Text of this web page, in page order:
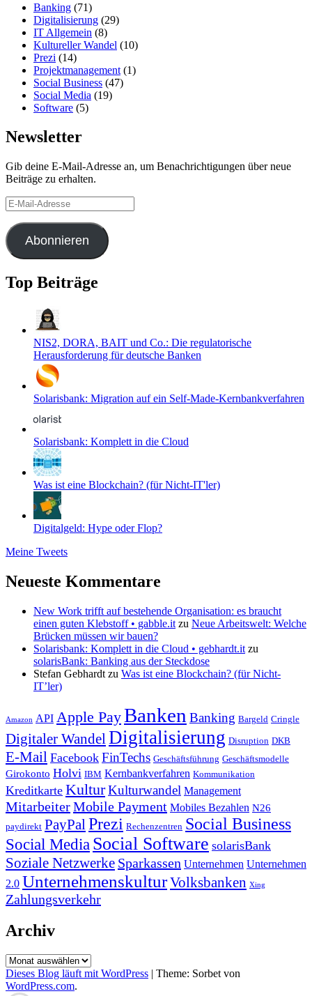
Banking (71)
Digitalisierung (29)
IT Allgemein (8)
Kultureller Wandel (10)
Prezi (14)
Projektmanagement (1)
Social Business (47)
Social Media (19)
Software (5)
Newsletter
Gib deine E-Mail-Adresse an, um Benachrichtigungen über neue
Beiträge zu erhalten.
E-
Mail-
Adresse
Abonnieren
Top Beiträge
NIS2, DORA, BAIT und Co.: Die regulatorische
Herausforderung für deutsche Banken
Solarisbank: Migration auf ein Self-Made-Kernbankverfahren
Solarisbank: Komplett in die Cloud
Was ist eine Blockchain? (für Nicht-IT'ler)
Digitalgeld: Hype oder Flop?
Meine Tweets
Neueste Kommentare
New Work trifft auf bestehende Organisation: es braucht
einen guten Klebstoff • gabble.it zu Neue Arbeitswelt: Welche
Brücken müssen wir bauen?
Solarisbank: Komplett in die Cloud • gebhardt.it zu
solarisBank: Banking aus der Steckdose
Stefan Gebhardt zu Was ist eine Blockchain? (für Nicht-
IT’ler)
Amazon API Apple PayBanken Banking Bargeld Cringle
Digitaler WandelDigitalisierung Disruption DKB
E-Mail Facebook FinTechs Geschäftsführung Geschäftsmodelle
Girokonto Holvi IBM Kernbankverfahren Kommunikation
Kreditkarte KulturKulturwandel Management
MitarbeiterMobile Payment Mobiles Bezahlen N26
paydirekt PayPalPrezi Rechenzentren Social Business
Social Media Social Software solarisBank
Soziale Netzwerke Sparkassen Unternehmen Unternehmen
2.0 UnternehmenskulturVolksbanken Xing
Zahlungsverkehr
Archiv
Archiv
Dieses Blog läuft mit WordPress | Theme: Sorbet von
WordPress.com.